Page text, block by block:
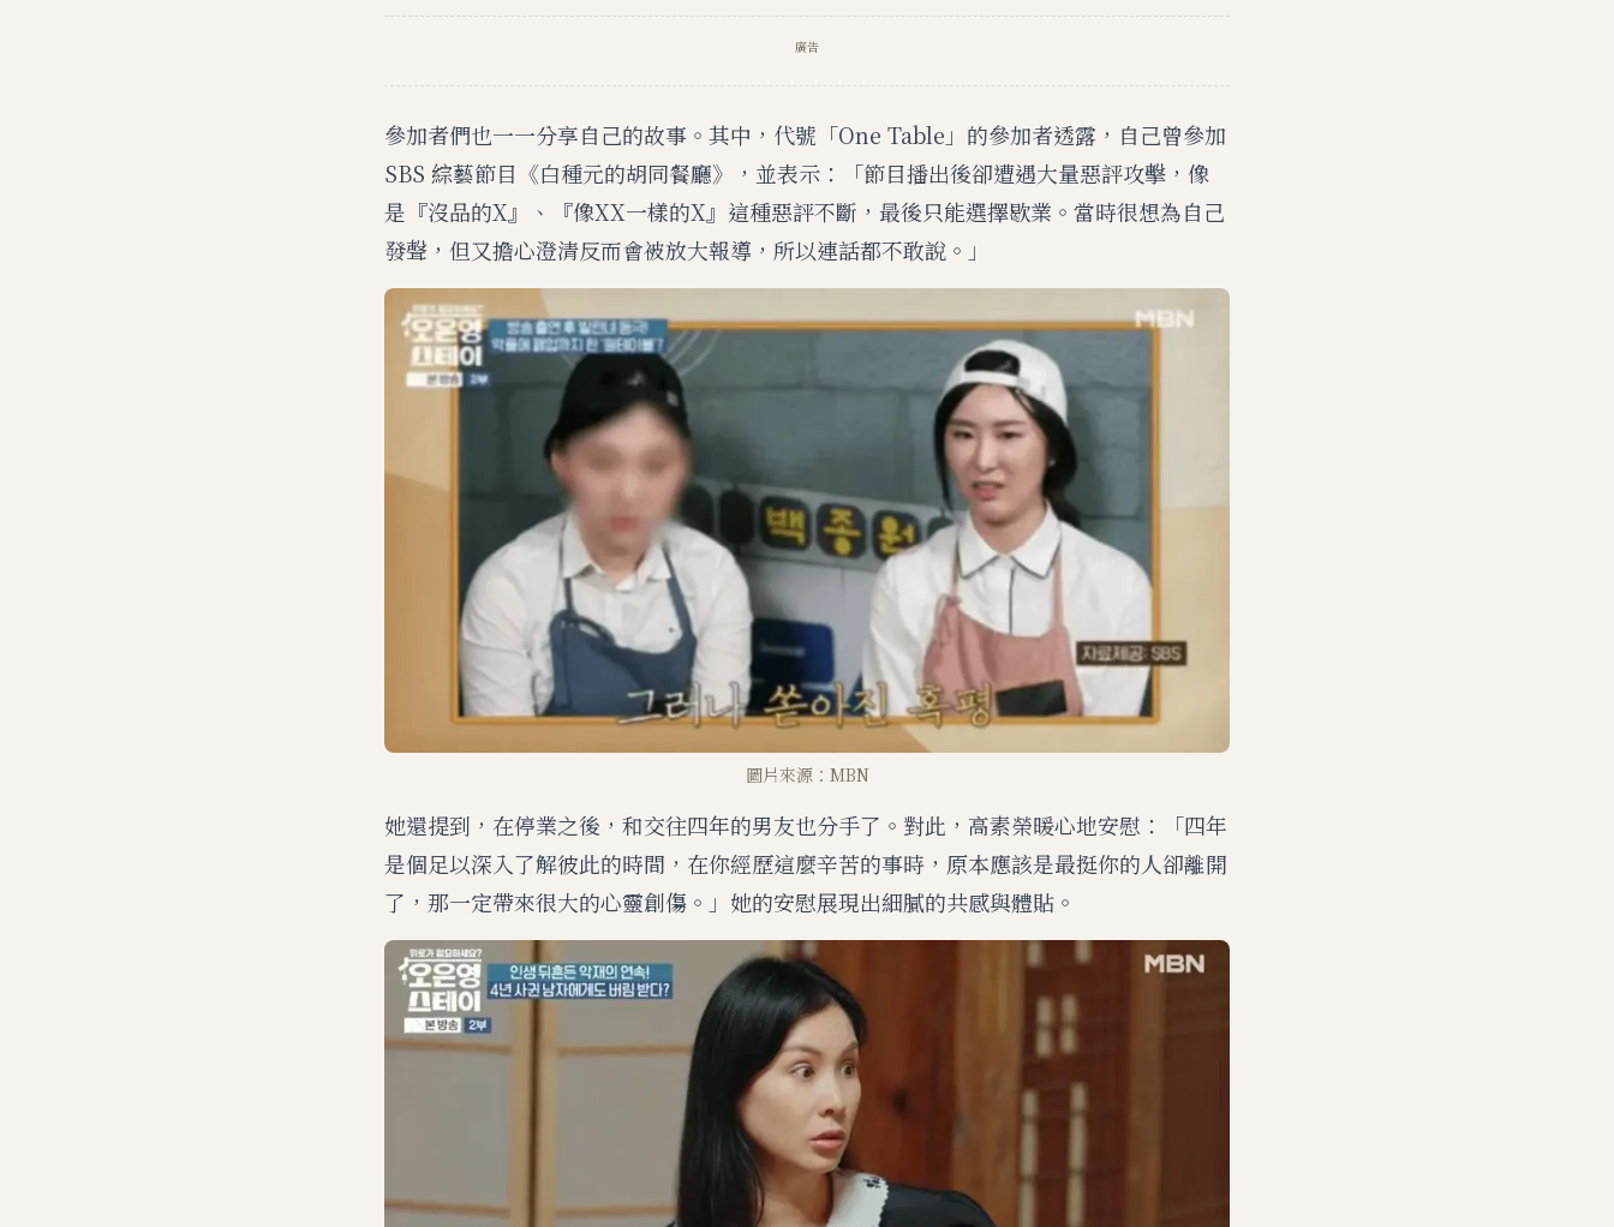
廣告
參加者們也一一分享自己的故事。其中，代號「One Table」的參加者透露，自己曾參加
SBS 綜藝節目《白種元的胡同餐廳》，並表示：「節目播出後卻遭遇大量惡評攻擊，像
是『沒品的X』、『像XX一樣的X』這種惡評不斷，最後只能選擇歇業。當時很想為自己
發聲，但又擔心澄清反而會被放大報導，所以連話都不敢說。」
圖片來源：MBN
她還提到，在停業之後，和交往四年的男友也分手了。對此，高素榮暖心地安慰：「四年
是個足以深入了解彼此的時間，在你經歷這麼辛苦的事時，原本應該是最挺你的人卻離開
了，那一定帶來很大的心靈創傷。」她的安慰展現出細膩的共感與體貼。